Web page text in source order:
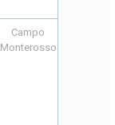
Campo
Monterosso